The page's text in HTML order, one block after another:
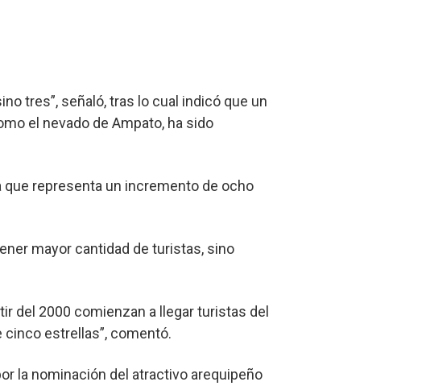
tres”, señaló, tras lo cual indicó que un
el nevado de Ampato, ha sido
representa un incremento de ocho
mayor cantidad de turistas, sino
del 2000 comienzan a llegar turistas del
estrellas”, comentó.
la nominación del atractivo arequipeño